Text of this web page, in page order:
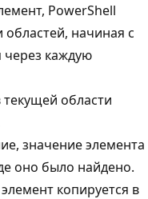
PowerShell
начиная с
через каждую
области
значение элемента
оно было найдено.
копируется в